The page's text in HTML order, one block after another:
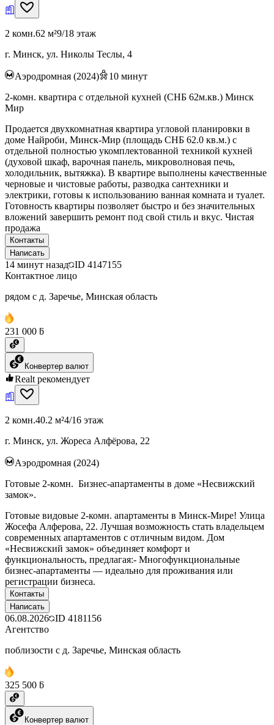
2 комн.62 м²9/18 этаж
г. Минск, ул. Николы Теслы, 4
Аэродромная (2024) 10 минут
2-комн. квартира с отдельной кухней (СНБ 62м.кв.) Минск
Мир
Продается двухкомнатная квартира угловой планировки в
доме Найроби, Минск-Мир (площадь СНБ 62.0 кв.м.) с
отдельной полностью укомплектованной техникой кухней
(духовой шкаф, варочная панель, микроволновая печь,
холодильник, вытяжка). В квартире выполнены качественные
черновые и чистовые работы, разводка сантехники и
электрики, готовы к использованию ванная комната и туалет.
Готовность квартиры позволяет быстро и без значительных
вложений завершить ремонт под свой стиль и вкус. Чистая
продажа
Контакты
Написать
14 минут назад ID 4147155
Контактное лицо
рядом с д. Заречье, Минская область
231 000 ƃ
Конвертер валют
Realt рекомендует
2 комн.40.2 м²4/16 этаж
г. Минск, ул. Жореса Алфёрова, 22
Аэродромная (2024)
Готовые 2-комн. Бизнес-апартаменты в доме «Несвижский
замок».
Готовые видовые 2-комн. апартаменты в Минск-Мире! Улица
Жосефа Алферова, 22. Лучшая возможность стать владельцем
современных апартаментов с отличным видом. Дом
«Несвижский замок» объединяет комфорт и
функциональность, предлагая:- Многофункциональные
бизнес-апартаменты — идеально для проживания или
регистрации бизнеса.
Контакты
Написать
06.08.2026 ID 4181156
Агентство
поблизости с д. Заречье, Минская область
325 500 ƃ
Конвертер валют